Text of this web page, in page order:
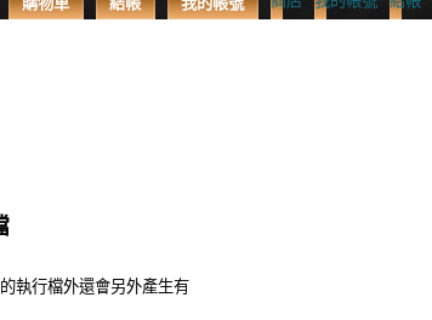
執行檔外還會另外產生有